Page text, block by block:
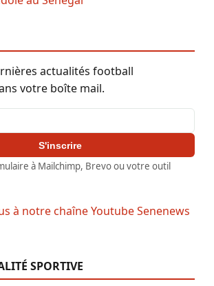
actualités football
votre boîte mail.
S'inscrire
à Mailchimp, Brevo ou votre outil
SPORTIVE